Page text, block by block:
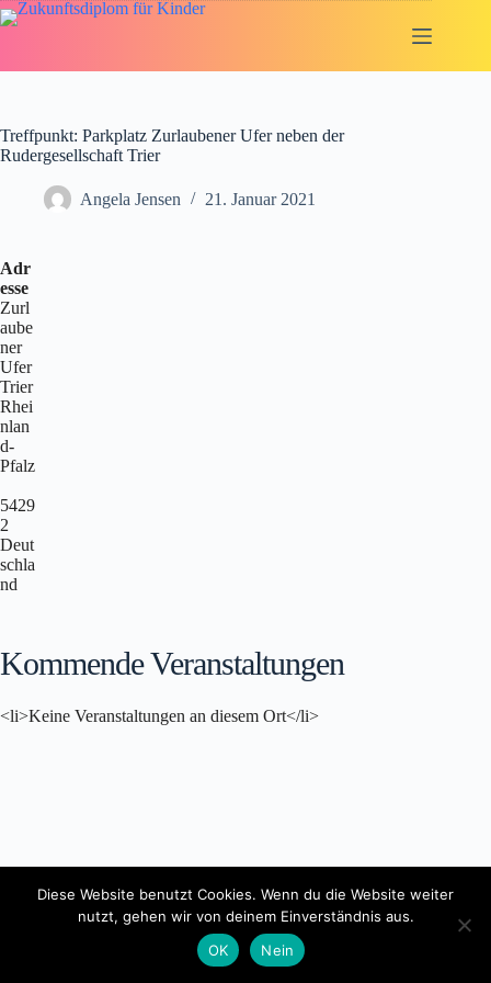
Zum
Inhalt
Treffpunkt: Parkplatz Zurlaubener Ufer neben der
Rudergesellschaft Trier
Angela Jensen 21. Januar 2021
Adr
esse
Zurl
aube
ner
Ufer
Trier
Rhei
nlan
d-
Pfalz
5429
2
Deut
schla
nd
Kommende Veranstaltungen
<li>Keine Veranstaltungen an diesem Ort</li>
Copyright © 2026 - Lokale Agenda 21 Trier e.V.
Impressum
Diese Website benutzt Cookies. Wenn du die Website weiter
nutzt, gehen wir von deinem Einverständnis aus.
OK
Nein